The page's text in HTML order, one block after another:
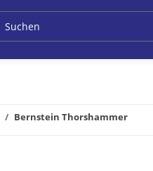
Bernstein Thorshammer